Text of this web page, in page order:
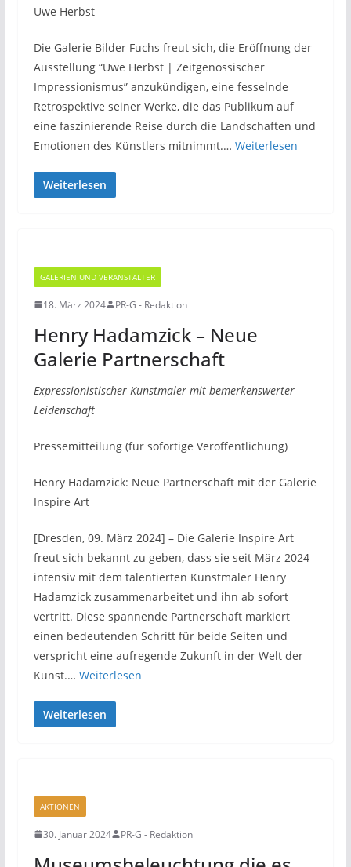
Uwe Herbst
Die Galerie Bilder Fuchs freut sich, die Eröffnung der
Ausstellung “Uwe Herbst | Zeitgenössischer
Impressionismus” anzukündigen, eine fesselnde
Retrospektive seiner Werke, die das Publikum auf
eine faszinierende Reise durch die Landschaften und
Emotionen des Künstlers mitnimmt.… Weiterlesen
Weiterlesen
GALERIEN UND VERANSTALTER
18. März 2024 PR-G - Redaktion
Henry Hadamzick – Neue
Galerie Partnerschaft
Expressionistischer Kunstmaler mit bemerkenswerter
Leidenschaft
Pressemitteilung (für sofortige Veröffentlichung)
Henry Hadamzick: Neue Partnerschaft mit der Galerie
Inspire Art
[Dresden, 09. März 2024] – Die Galerie Inspire Art
freut sich bekannt zu geben, dass sie seit März 2024
intensiv mit dem talentierten Kunstmaler Henry
Hadamzick zusammenarbeitet und ihn ab sofort
vertritt. Diese spannende Partnerschaft markiert
einen bedeutenden Schritt für beide Seiten und
verspricht eine aufregende Zukunft in der Welt der
Kunst.… Weiterlesen
Weiterlesen
AKTIONEN
30. Januar 2024 PR-G - Redaktion